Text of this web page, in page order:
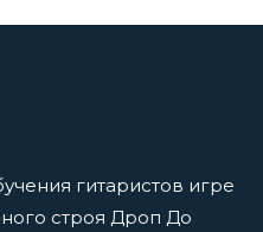
новичкам
гитаристов игре
строя Дроп До